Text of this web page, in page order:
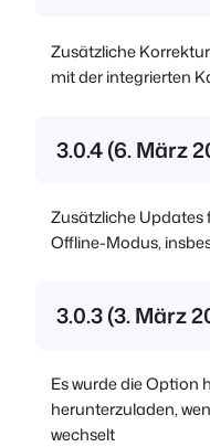
Zusätzliche
mit der integrierten
3.0.4 (6. März
Zusätzliche Updates
Offline-Modus,
3.0.3 (3. März
Es wurde die Option
herunterzuladen,
wechselt